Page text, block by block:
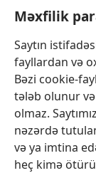
Məxfilik
Saytın
fayllardan və
Bəzi cookie-
tələb olunur
olmaz.
nəzərdə
və ya imtina
heç kimə
KÖMƏK
(yeni
pəncərə
açılır) Gözətçi
(yeni
pəncərə
açılır) JW Hub
(yeni
pəncərə
açılır)
«JW Library»